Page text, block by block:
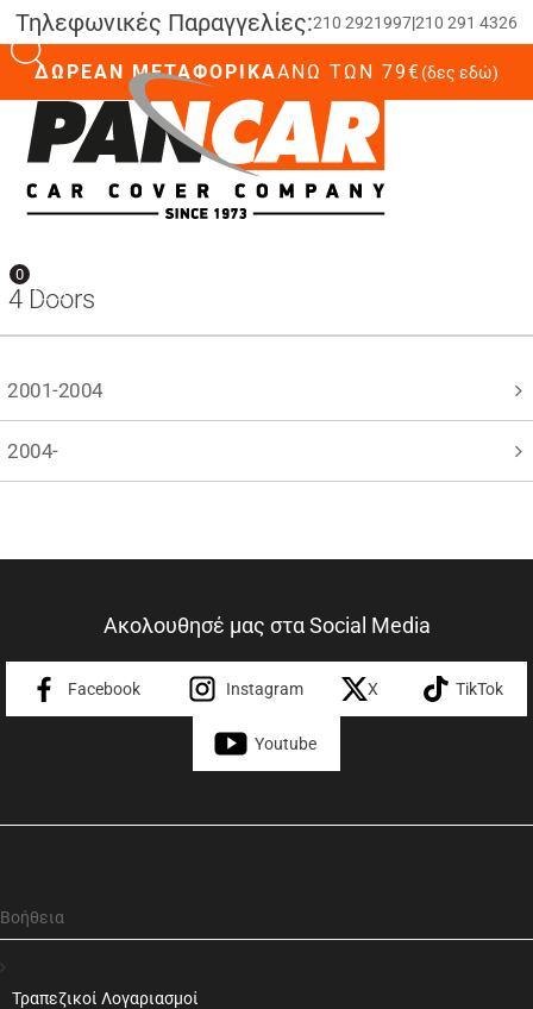
Τηλεφωνικές Παραγγελίες:210 2921997|210 291 4326
ΔΩΡΕΑΝ ΜΕΤΑΦΟΡΙΚΑΆΝΩ ΤΩΝ 79€(δες εδώ)
0
4 Doors
2001-2004
2004-
Ακολουθησέ μας στα Social Media
Facebook Instagram X TikTok
Youtube
Βοήθεια
Τραπεζικοί Λογαριασμοί